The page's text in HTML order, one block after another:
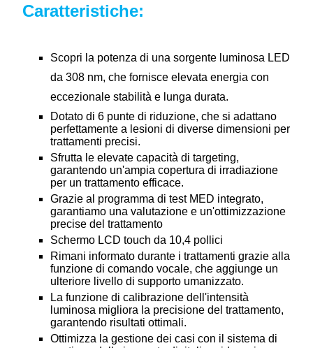
Caratteristiche:
Scopri la potenza di una sorgente luminosa LED
da 308 nm, che fornisce elevata energia con
eccezionale stabilità e lunga durata.
Dotato di 6 punte di riduzione, che si adattano
perfettamente a lesioni di diverse dimensioni per
trattamenti precisi.
Sfrutta le elevate capacità di targeting,
garantendo un'ampia copertura di irradiazione
per un trattamento efficace.
Grazie al programma di test MED integrato,
garantiamo una valutazione e un'ottimizzazione
precise del trattamento
Schermo LCD touch da 10,4 pollici
Rimani informato durante i trattamenti grazie alla
funzione di comando vocale, che aggiunge un
ulteriore livello di supporto umanizzato.
La funzione di calibrazione dell'intensità
luminosa migliora la precisione del trattamento,
garantendo risultati ottimali.
Ottimizza la gestione dei casi con il sistema di